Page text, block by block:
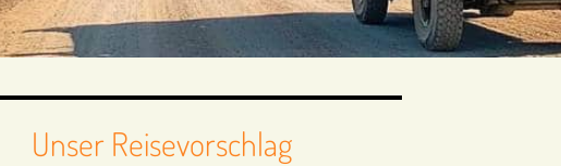
Unser Reisevorschlag